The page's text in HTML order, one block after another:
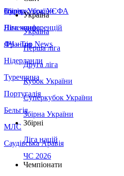
Збірна України
Італія
Німеччина
Франція
Нідерланди
Туреччина
Португалія
Бельгія
МЛС
Саудівська Аравія
Суперкубок УЄФА
Ліга конференцій
ЛЧ - Top News
Україна
Україна
Перша ліга
Друга ліга
Кубок України
Суперкубок України
Збірна України
Збірні
Ліга націй
ЧС 2026
Чемпіонати